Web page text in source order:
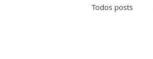
Todos posts